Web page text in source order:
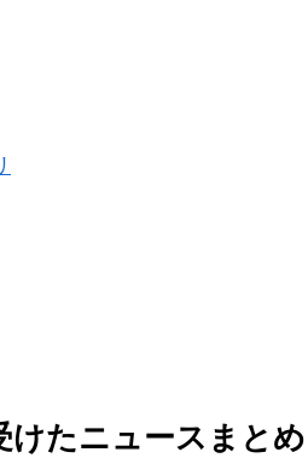
けたニュースまとめ